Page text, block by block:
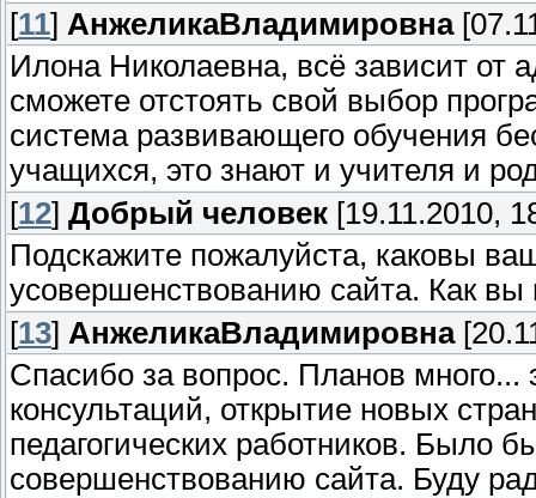
[11] АнжеликаВладимировна
Илона Николаевна, всё зависит
сможете отстоять свой выбор
система развивающего обучения
учащихся, это знают и учителя и
[12] Добрый человек [19.11.2010,
Подскажите пожалуйста, каковы
усовершенствованию сайта. Как вы
[13] АнжеликаВладимировна
Спасибо за вопрос. Планов много...
консультаций, открытие новых
педагогических работников. Было
совершенствованию сайта. Буду